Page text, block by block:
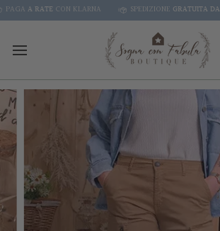
Skip
to
A RATECON KLARNA SPEDIZIONE GRATUITA DA € 89